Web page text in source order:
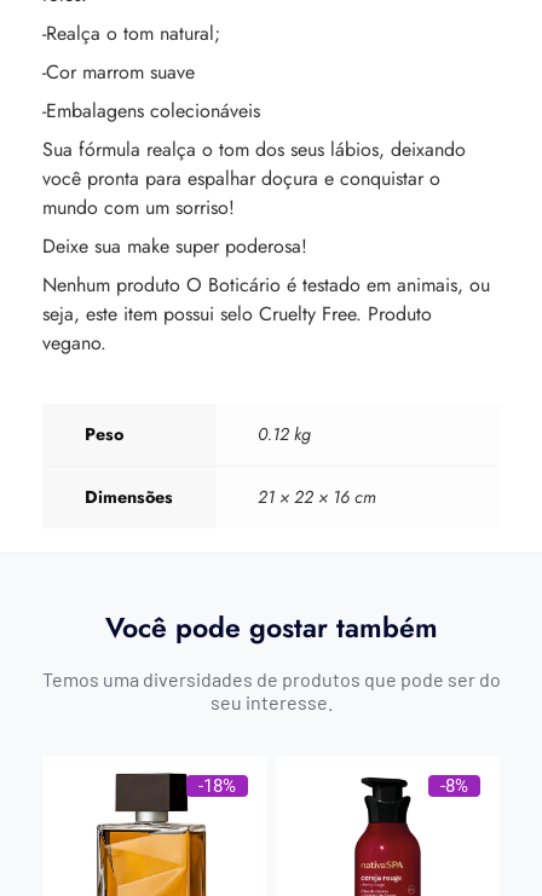
-Realça o tom natural;
-Cor marrom suave
-Embalagens colecionáveis
Sua fórmula realça o tom dos seus lábios, deixando
você pronta para espalhar doçura e conquistar o
mundo com um sorriso!
Deixe sua make super poderosa!
Nenhum produto O Boticário é testado em animais, ou
seja, este item possui selo Cruelty Free. Produto
vegano.
Peso 0.12 kg
Dimensões 21 × 22 × 16 cm
Você pode gostar também
Temos uma diversidades de produtos que pode ser do
seu interesse.
-18% -8%